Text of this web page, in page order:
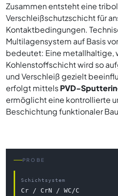
Zusammen entsteht eine
Verschleißschutzschicht für
Kontaktbedingungen.
Multilagensystem auf Basis
bedeutet: Eine metallhaltige,
Kohlenstoffschicht wird so
und Verschleiß gezielt
erfolgt mittelsPVD-
ermöglicht eine kontrollierte
Beschichtung funktionaler
PROBE
Schichtsystem
Cr / CrN / WC/C